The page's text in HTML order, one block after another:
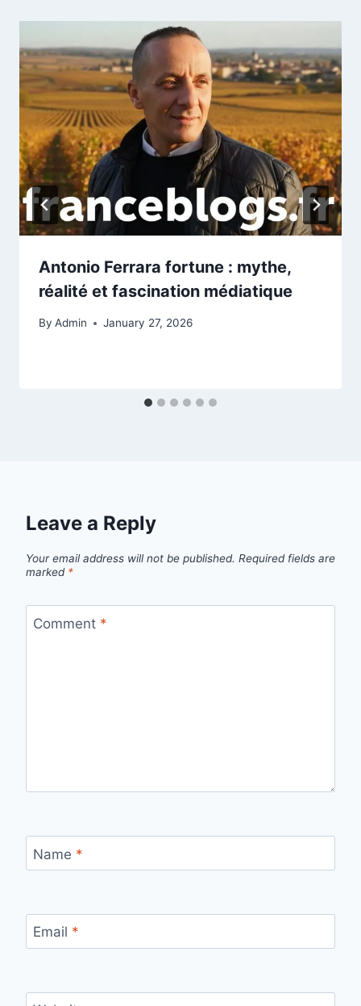
Antonio Ferrara fortune : mythe,
réalité et fascination médiatique
By Admin January 27, 2026
Leave a Reply
Your email address will not be published. Required fields are
marked *
Comment *
Name *
Email *